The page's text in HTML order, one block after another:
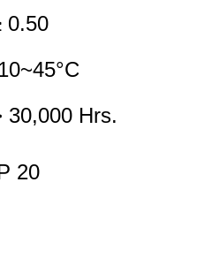
0.50
30,000 Hrs.
20